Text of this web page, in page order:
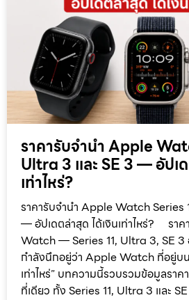
ราคารับจำนำ Apple
Ultra 3 และ SE 3 — อัปเ
เท่าไหร่?
ราคารับจำนำ Apple Watch Series
— อัปเดตล่าสุด ได้เงินเท่าไหร่? รา
Watch — Series 11, Ultra 3, SE
กำลังนึกอยู่ว่า Apple Watch ที่อยู่บ
เท่าไหร่” บทความนี้รวบรวมข้อมูลราค
ที่เดียว ทั้ง Series 11, Ultra 3 และ